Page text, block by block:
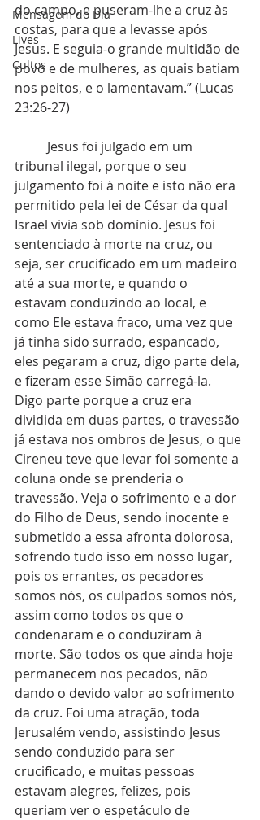
Mensagem do Dia
Lives
Cultos
do campo, e puseram-lhe a cruz às
costas, para que a levasse após
Jesus. E seguia-o grande multidão de
povo e de mulheres, as quais batiam
nos peitos, e o lamentavam.” (Lucas
23:26-27)
Jesus foi julgado em um
tribunal ilegal, porque o seu
julgamento foi à noite e isto não era
permitido pela lei de César da qual
Israel vivia sob domínio. Jesus foi
sentenciado à morte na cruz, ou
seja, ser crucificado em um madeiro
até a sua morte, e quando o
estavam conduzindo ao local, e
como Ele estava fraco, uma vez que
já tinha sido surrado, espancado,
eles pegaram a cruz, digo parte dela,
e fizeram esse Simão carregá-la.
Digo parte porque a cruz era
dividida em duas partes, o travessão
já estava nos ombros de Jesus, o que
Cireneu teve que levar foi somente a
coluna onde se prenderia o
travessão. Veja o sofrimento e a dor
do Filho de Deus, sendo inocente e
submetido a essa afronta dolorosa,
sofrendo tudo isso em nosso lugar,
pois os errantes, os pecadores
somos nós, os culpados somos nós,
assim como todos os que o
condenaram e o conduziram à
morte. São todos os que ainda hoje
permanecem nos pecados, não
dando o devido valor ao sofrimento
da cruz. Foi uma atração, toda
Jerusalém vendo, assistindo Jesus
sendo conduzido para ser
crucificado, e muitas pessoas
estavam alegres, felizes, pois
queriam ver o espetáculo de